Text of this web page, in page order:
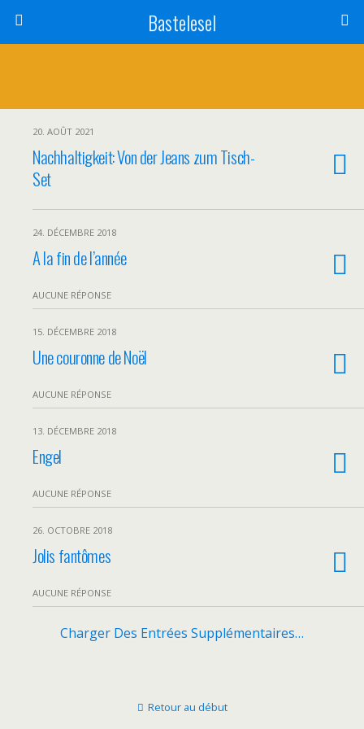
Bastelesel
20. AOÛT 2021
Nachhaltigkeit: Von der Jeans zum Tisch-
Set
24. DÉCEMBRE 2018
A la fin de l’année
AUCUNE RÉPONSE
15. DÉCEMBRE 2018
Une couronne de Noël
AUCUNE RÉPONSE
13. DÉCEMBRE 2018
Engel
AUCUNE RÉPONSE
26. OCTOBRE 2018
Jolis fantômes
AUCUNE RÉPONSE
Charger Des Entrées Supplémentaires…
Retour au début